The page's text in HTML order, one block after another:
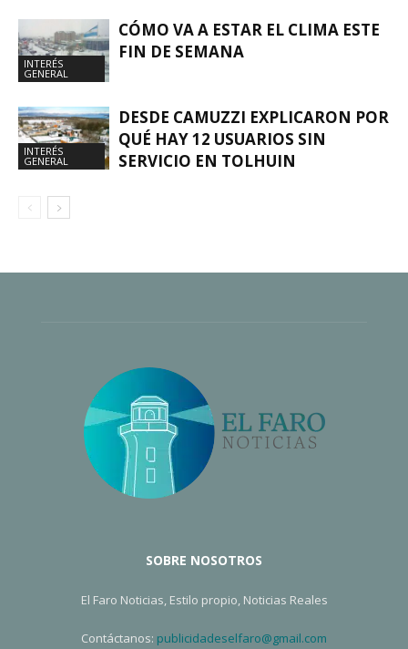
INTERÉS
GENERAL
CÓMO VA A ESTAR EL CLIMA ESTE
FIN DE SEMANA
INTERÉS
GENERAL
DESDE CAMUZZI EXPLICARON POR
QUÉ HAY 12 USUARIOS SIN
SERVICIO EN TOLHUIN
SOBRE NOSOTROS
El Faro Noticias, Estilo propio, Noticias Reales
Contáctanos: publicidadeselfaro@gmail.com